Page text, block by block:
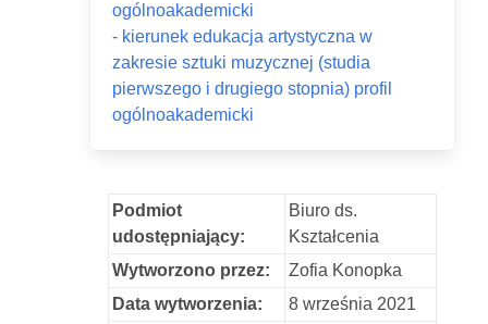
ogólnoakademicki
- kierunek edukacja artystyczna w
zakresie sztuki muzycznej (studia
pierwszego i drugiego stopnia) profil
ogólnoakademicki
Podmiot
udostępniający:
Biuro ds.
Kształcenia
Wytworzono przez:
Zofia Konopka
Data wytworzenia:
8 września 2021